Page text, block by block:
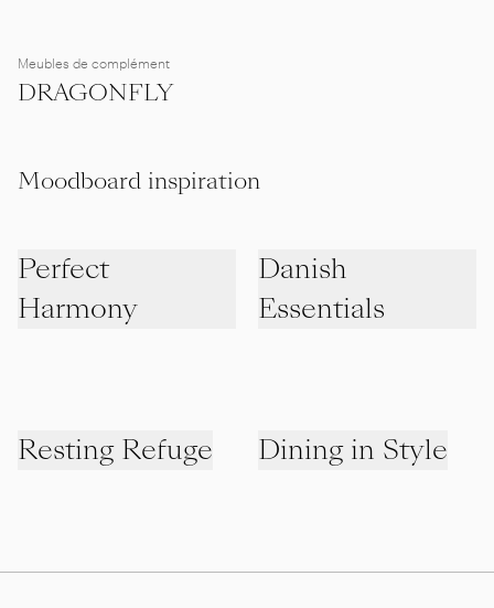
Meubles de complément
DRAGONFLY
Moodboard inspiration
Perfect
Harmony
Danish
Essentials
Resting Refuge Dining in Style